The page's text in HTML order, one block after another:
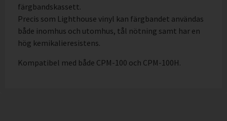
färgbandskassett.
Precis som Lighthouse vinyl kan färgbandet användas
både inomhus och utomhus, tål nötning samt har en
hög kemikalieresistens.
Kompatibel med både CPM-100 och CPM-100H.